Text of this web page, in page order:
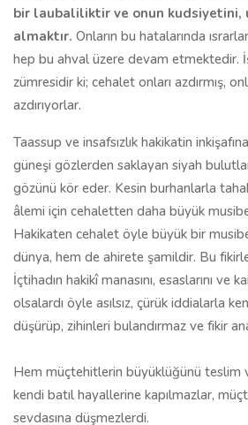
bir laubaliliktir ve onun kudsiyetini,
almaktır. Onların bu hatalarında
hep bu ahval üzere devam etmektedir.
zümresidir ki; cehalet onları azdırmış,
azdırıyorlar.
Taassup ve insafsızlık hakikatin
güneşi gözlerden saklayan siyah
gözünü kör eder. Kesin burhanlarla
âlemi için cehaletten daha büyük
Hakikaten cehalet öyle büyük bir
dünya, hem de ahirete şamildir. Bu
İçtihadın hakikî manasını, esaslarını ve
olsalardı öyle asılsız, çürük iddialarla
düşürüp, zihinleri bulandırmaz ve fikir
Hem müçtehitlerin büyüklüğünü teslim
kendi batıl hayallerine kapılmazlar,
sevdasına düşmez­lerdi.